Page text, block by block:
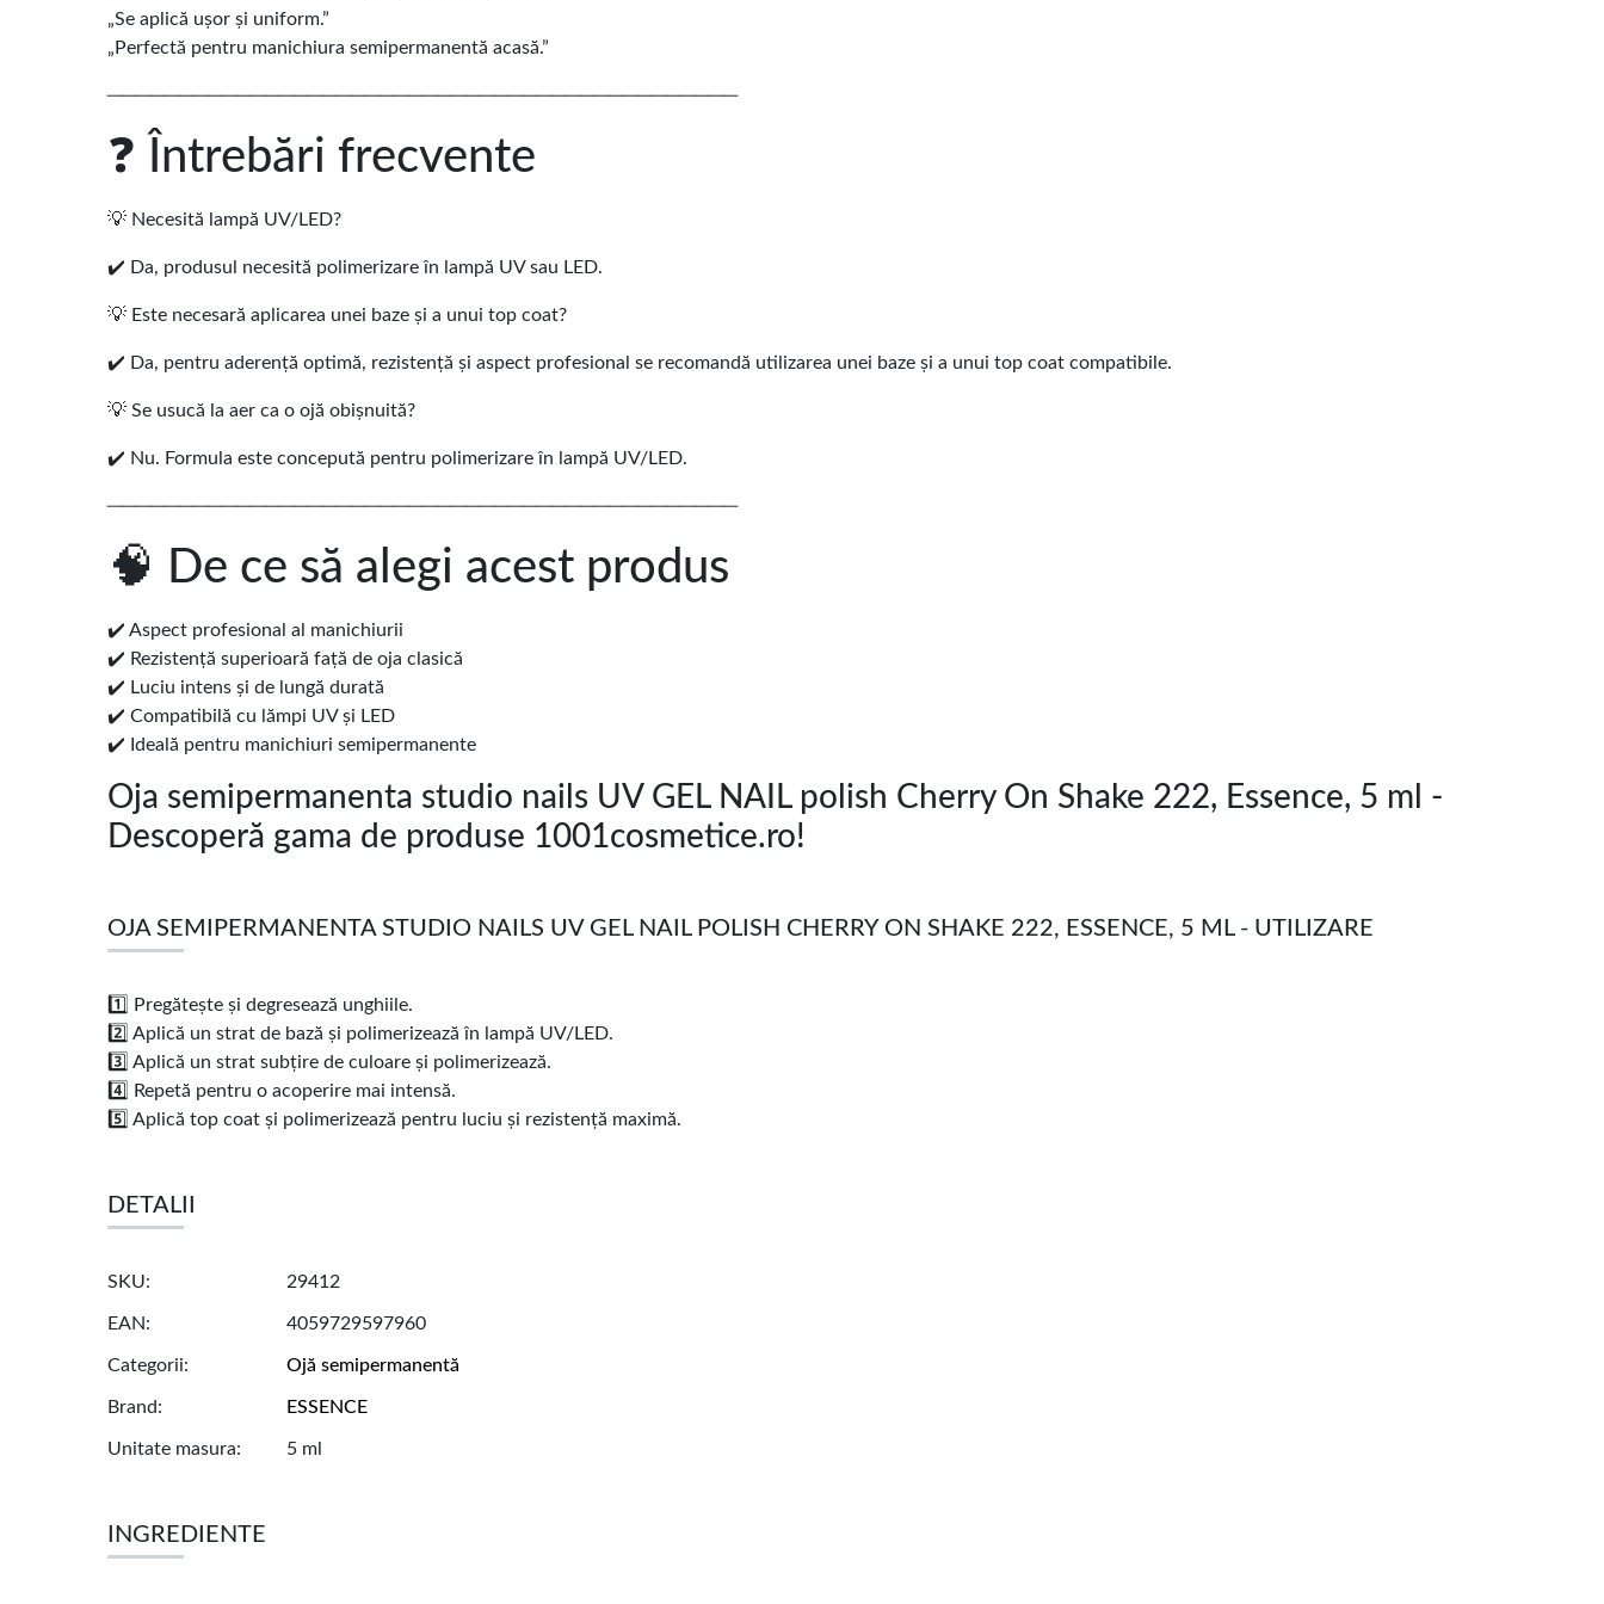
„Se aplică ușor și uniform.”
„Perfectă pentru manichiura semipermanentă acasă.”
────────────────────────────────────────────
❓ Întrebări frecvente
💡 Necesită lampă UV/LED?
✔️ Da, produsul necesită polimerizare în lampă UV sau LED.
💡 Este necesară aplicarea unei baze și a unui top coat?
✔️ Da, pentru aderență optimă, rezistență și aspect profesional se recomandă utilizarea unei baze și a unui top coat compatibile.
💡 Se usucă la aer ca o ojă obișnuită?
✔️ Nu. Formula este concepută pentru polimerizare în lampă UV/LED.
────────────────────────────────────────────
🧠 De ce să alegi acest produs
✔️ Aspect profesional al manichiurii
✔️ Rezistență superioară față de oja clasică
✔️ Luciu intens și de lungă durată
✔️ Compatibilă cu lămpi UV și LED
✔️ Ideală pentru manichiuri semipermanente
Oja semipermanenta studio nails UV GEL NAIL polish Cherry On Shake 222, Essence, 5 ml -
Descoperă gama de produse 1001cosmetice.ro!
OJA SEMIPERMANENTA STUDIO NAILS UV GEL NAIL POLISH CHERRY ON SHAKE 222, ESSENCE, 5 ML - UTILIZARE
1️⃣ Pregătește și degresează unghiile.
2️⃣ Aplică un strat de bază și polimerizează în lampă UV/LED.
3️⃣ Aplică un strat subțire de culoare și polimerizează.
4️⃣ Repetă pentru o acoperire mai intensă.
5️⃣ Aplică top coat și polimerizează pentru luciu și rezistență maximă.
DETALII
SKU 29412
EAN 4059729597960
Categorii Ojă semipermanentă
Brand ESSENCE
Unitate masura 5 ml
INGREDIENTE